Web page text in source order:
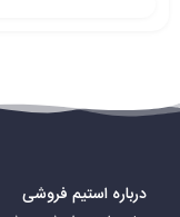
قهرمان دارای
کنند.
درباره استیم فروشی